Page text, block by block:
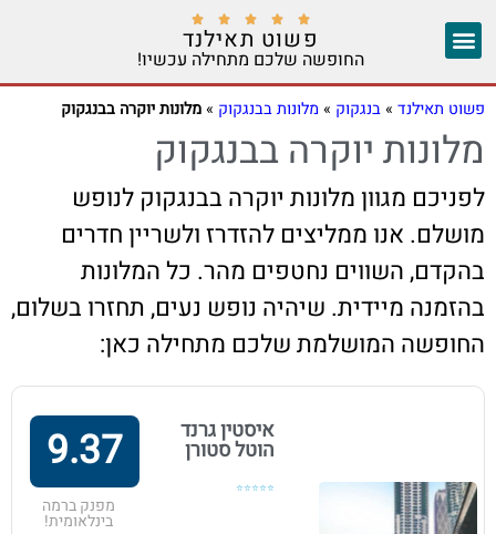





פשוט תאילנד
החופשה שלכם מתחילה עכשיו!
פשוט תאילנד »בנגקוק » מלונות בבנגקוק »מלונות יוקרה בבנגקוק
מלונות יוקרה בבנגקוק
לפניכם מגוון מלונות יוקרה בבנגקוק לנופש
מושלם. אנו ממליצים להזדרז ולשריין חדרים
בהקדם, השווים נחטפים מהר. כל המלונות
בהזמנה מיידית. שיהיה נופש נעים, תחזרו בשלום,
החופשה המושלמת שלכם מתחילה כאן:
איסטין גרנד
הוטל סטורן
⭐⭐⭐⭐⭐
9.37
מפנק ברמה
בינלאומית!